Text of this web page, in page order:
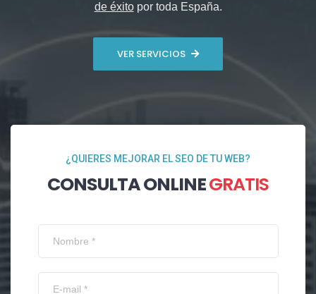
de éxitopor toda España.
VER SERVICIOS
¿QUIERES MEJORAR EL SEO DE TU WEB?
CONSULTA ONLINEGRATIS